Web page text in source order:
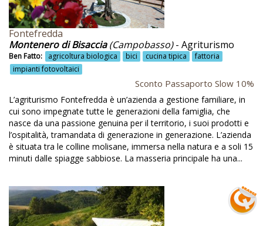
Baratto
Basilicata
Beauty farm
Bed and breakfast
Bevande di soia e riso
Biblioteca
Bici
Biciclette
Bio edilizia
Bioagriturismo
Fontefredda
Montenero di Bisaccia(Campobasso)- Agriturismo
Ben Fatto: agricoltura biologica bici cucina tipica
fattoria
impianti fotovoltaici
Sconto Passaporto Slow 10%
L’agriturismo Fontefredda è un’azienda a gestione familiare, in
cui sono impegnate tutte le generazioni della famiglia, che
nasce da una passione genuina per il territorio, i suoi prodotti e
l’ospitalità, tramandata di generazione in generazione. L’azienda
è situata tra le colline molisane, immersa nella natura e a soli 15
minuti dalle spiagge sabbiose. La masseria principale ha una...